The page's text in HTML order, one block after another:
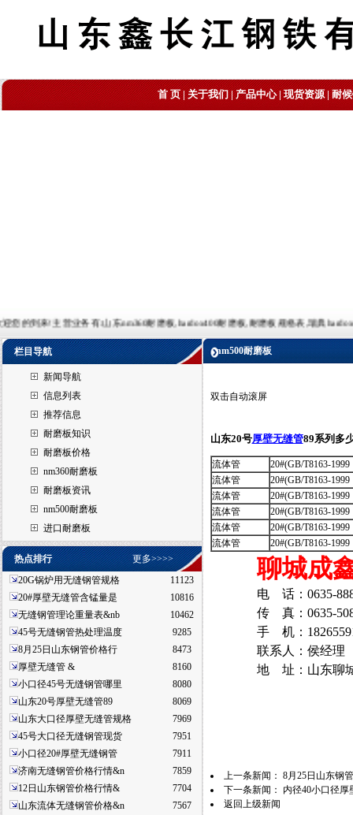
首 页|关于我们|产品中心|现货资源|耐
的到来!主营业务有:山东nm360耐磨板,hardox400耐磨板,耐磨板规格表,瑞典
栏目导航
新闻导航
信息列表
推荐信息
耐磨板知识
耐磨板价格
nm360耐磨板
耐磨板资讯
nm500耐磨板
进口耐磨板
热点排行
更多>>>>
20G锅炉用无缝钢管规格
11123
20#厚壁无缝管含锰量是
10816
无缝钢管理论重量表&nb
10462
45号无缝钢管热处理温度
9285
8月25日山东钢管价格行
8473
厚壁无缝管 &
8160
小口径45号无缝钢管哪里
8080
山东20号厚壁无缝管89
8069
山东大口径厚壁无缝管规格
7969
45号大口径无缝钢管现货
7951
小口径20#厚壁无缝钢管
7911
济南无缝钢管价格行情&n
7859
12日山东钢管价格行情&
7704
山东流体无缝钢管价格&n
7567
nm500耐磨板
双击自动滚屏
山东20号厚壁无缝管89系列多
流体管
20#(GB/T8163-1999
流体管
20#(GB/T8163-1999
流体管
20#(GB/T8163-1999
流体管
20#(GB/T8163-1999
流体管
20#(GB/T8163-1999
流体管
20#(GB/T8163-1999
聊城成
电 话：0635-
传 真：0635-
手 机：
联系人：侯经
地 址：山东聊
上一条新闻： 8月25日山东钢
下一条新闻：
内径40小口径
返回上级新闻